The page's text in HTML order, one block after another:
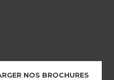
NOS BROCHURES